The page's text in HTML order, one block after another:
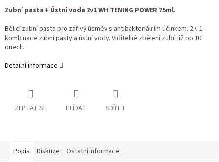
Zubní pasta + Ústní voda 2v1 WHITENING POWER 75ml.
Bělicí zubní pasta pro zářivý úsměv s antibakteriálním účinkem. 2 v 1 -
kombinace zubní pasty a ústní vody. Viditelné zbělení zubů již po 10
dnech.
Detailní informace
ZEPTAT SE HLÍDAT SDÍLET
Popis Diskuze Ostatní informace